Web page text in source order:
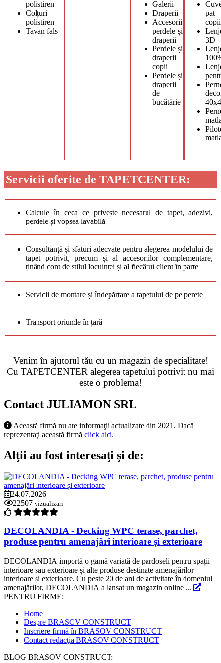
polistiren
Colțuri
polistiren
Tavan fals
Galerii
Draperii
Accesorii
perdele și
draperii
Perdele și
draperii
copii
Perdele și
draperii
de
bucătărie
pat
copii
3D
Servicii oferite de TAPETCENTER:
Calcule în ceea ce privește necesarul de tapet, adezivi,
perdele și vopsea lavabilă
Consultanță și sfaturi adecvate pentru alegerea modelului de
tapet potrivit, precum și al accesoriilor complementare,
ținând cont de stilul locuinței și al fiecărui client în parte
Servicii de montare și îndepărtare a tapetului de pe perete
Transport oriunde în țară
Venim în ajutorul tău cu un magazin de specialitate!
Cu TAPETCENTER alegerea tapetului potrivit nu mai
este o problema!
Contact JULIAMON SRL
Această firmă nu are informaţii actualizate din 2021. Dacă
reprezentaţi această firmă click aici.
Alţii au fost interesaţi şi de:
24.07.2026
22507 vizualizari
DECOLANDIA - Decking WPC terase, parchet,
produse pentru amenajări interioare și exterioare
DECOLANDIA importă o gamă variată de pardoseli pentru spații
interioare sau exterioare și alte produse destinate amenajărilor
interioare și exterioare. Cu peste 20 de ani de activitate în domeniul
amenajărilor, DECOLANDIA a lansat un magazin online ...
PENTRU FIRME:
Home
Despre BRASOV CONSTRUCT
Inscriere firmă în BRASOV CONSTRUCT
Contact redacţia BRASOV CONSTRUCT
BLOG BRASOV CONSTRUCT: